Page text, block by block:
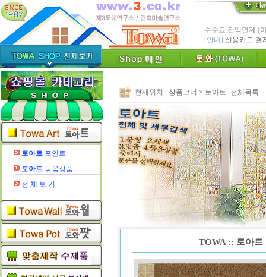
* Since : 1987 ~ 신
- 특허,의장,상표권
친환경 Bio
[브랜드 명]"토와"(
인테리어타일, 기
* TOWA 가상시공
- 토와 배치 디자인
* TOWA 회원가입
-토와, 첫구매시 배
수수료 전액면제 (
[안내]
신용카드
토아트 포인트
토아트 묶음상품
전 체 보 기
현재위치 : 상품코너 > 토아트 -전체목록
TOWA :: 토아